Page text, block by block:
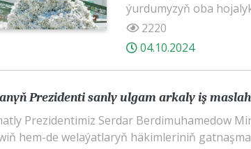
ýurdumyzyň oba
2220
04.10.2024
Prezidenti sanly ulgam arkaly iş
Prezidentimiz Serdar Berdimuhamedow
hem-de welaýatlaryň häkimleriniň